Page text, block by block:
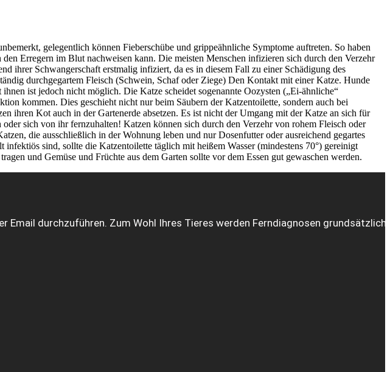
gelegentlich können Fieberschübe und grippeähnliche Symptome auftreten. So haben
Erregern im Blut nachweisen kann. Die meisten Menschen infizieren sich durch den Verzehr
ihrer Schwangerschaft erstmalig infiziert, da es in diesem Fall zu einer Schädigung des
durchgegartem Fleisch (Schwein, Schaf oder Ziege) Den Kontakt mit einer Katze. Hunde
ist jedoch nicht möglich. Die Katze scheidet sogenannte Oozysten („Ei-ähnliche“
kommen. Dies geschieht nicht nur beim Säubern der Katzentoilette, sondern auch bei
ihren Kot auch in der Gartenerde absetzen. Es ist nicht der Umgang mit der Katze an sich für
sich von ihr fernzuhalten! Katzen können sich durch den Verzehr von rohem Fleisch oder
die ausschließlich in der Wohnung leben und nur Dosenfutter oder ausreichend gegartes
sind, sollte die Katzentoilette täglich mit heißem Wasser (mindestens 70°) gereinigt
und Gemüse und Früchte aus dem Garten sollte vor dem Essen gut gewaschen werden.
durchzuführen. Zum Wohl Ihres Tieres werden Ferndiagnosen